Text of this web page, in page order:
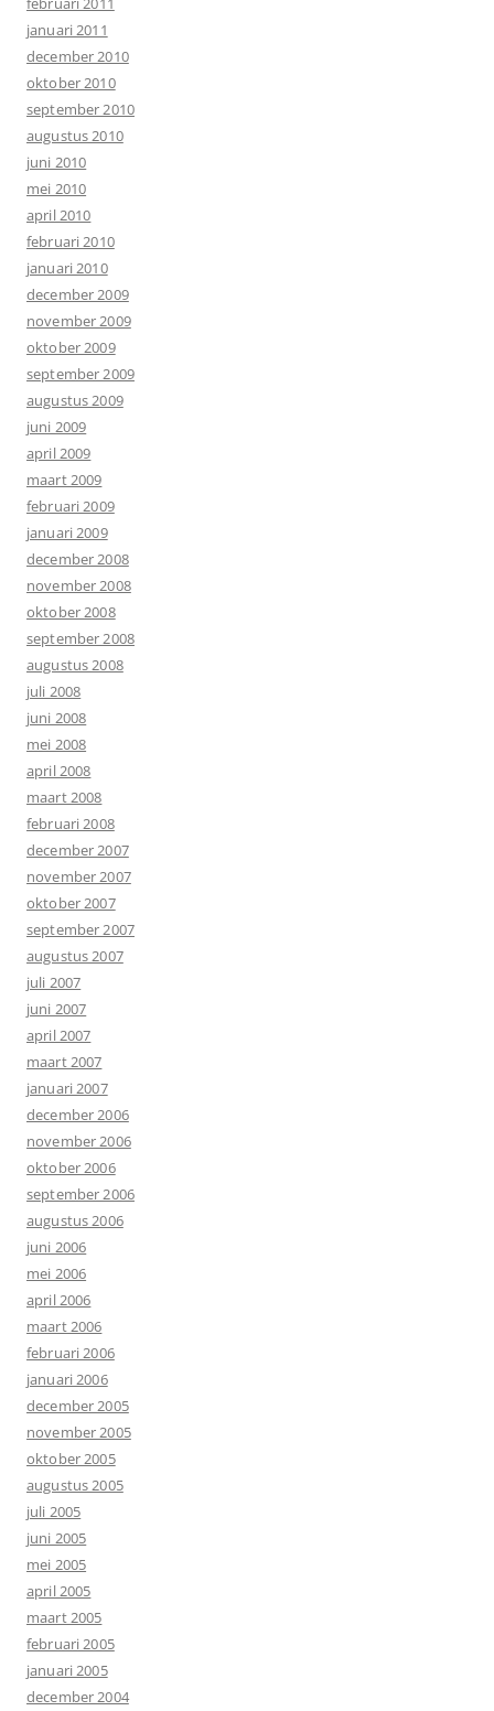
januari 2011
december 2010
oktober 2010
september 2010
augustus 2010
juni 2010
mei 2010
april 2010
februari 2010
januari 2010
december 2009
november 2009
oktober 2009
september 2009
augustus 2009
juni 2009
april 2009
maart 2009
februari 2009
januari 2009
december 2008
november 2008
oktober 2008
september 2008
augustus 2008
juli 2008
juni 2008
mei 2008
april 2008
maart 2008
februari 2008
december 2007
november 2007
oktober 2007
september 2007
augustus 2007
juli 2007
juni 2007
april 2007
maart 2007
januari 2007
december 2006
november 2006
oktober 2006
september 2006
augustus 2006
juni 2006
mei 2006
april 2006
maart 2006
februari 2006
januari 2006
december 2005
november 2005
oktober 2005
augustus 2005
juli 2005
juni 2005
mei 2005
april 2005
maart 2005
februari 2005
januari 2005
december 2004